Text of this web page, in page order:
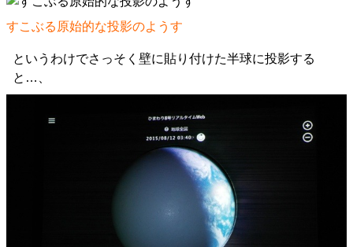
すこぶる原始的な投影のようす
というわけでさっそく壁に貼り付けた半球に投影する
と…、